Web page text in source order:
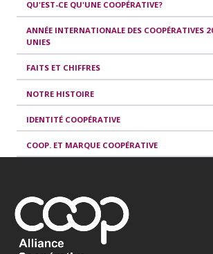
QU'EST-CE QU'UNE COOPÉRATIVE?
ANNÉE INTERNATIONALE DES COOPÉRATIVES
UNIES
FAITS ET CHIFFRES
NOTRE HISTOIRE
IDENTITÉ COOPÉRATIVE
COOP. ET MARQUE COOPÉRATIVE